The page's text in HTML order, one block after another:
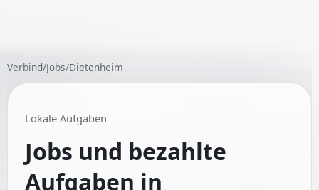
Verbind/Jobs/Dietenheim
Lokale Aufgaben
Jobs und bezahlte
Aufgaben in